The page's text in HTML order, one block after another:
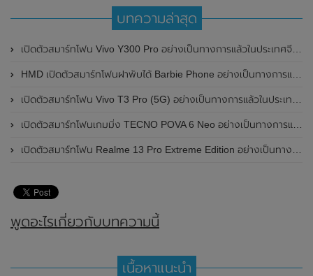
บทความล่าสุด
เปิดตัวสมาร์ทโฟน Vivo Y300 Pro อย่างเป็นทางการแล้วในประเทศจีน มาพร้อมดีไซน์พรีเมี่ยม ทนทาน และแบตเตอรี่สุดอึดขนาดใหญ่ 6,500mAh พร้อมรองรับการชาร์จไว 80W
HMD เปิดตัวสมาร์ทโฟนฝาพับได้ Barbie Phone อย่างเป็นทางการแล้ว มาพร้อมธีมสีชมพูสดใส
เปิดตัวสมาร์ทโฟน Vivo T3 Pro (5G) อย่างเป็นทางการแล้วในประเทศอินเดีย
เปิดตัวสมาร์ทโฟนเกมมิ่ง TECNO POVA 6 Neo อย่างเป็นทางการแล้วในประเทศไทย ในราคา 8,499 บาท
เปิดตัวสมาร์ทโฟน Realme 13 Pro Extreme Edition อย่างเป็นทางการแล้วในประเทศจีน
พูดอะไรเกี่ยวกับบทความนี้
เนื้อหาแนะนำ